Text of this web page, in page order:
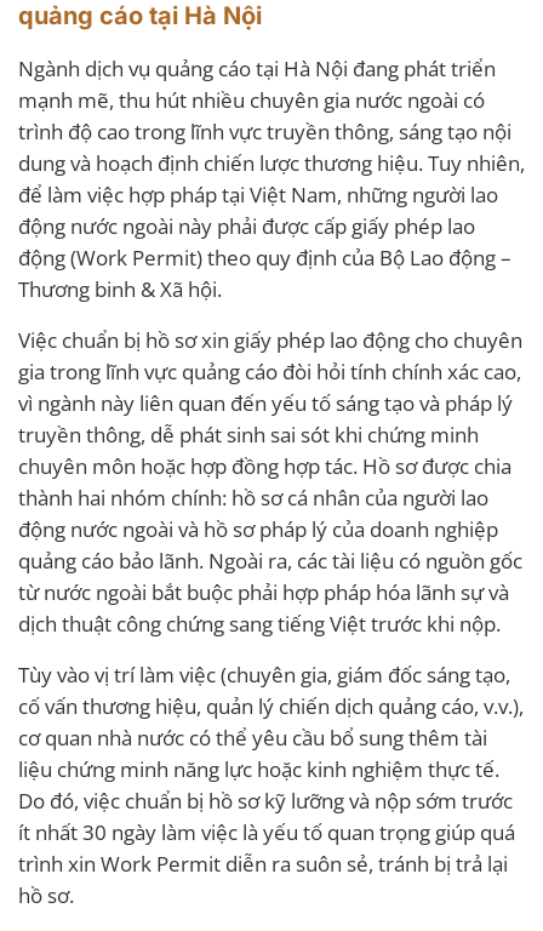
quảng cáo tại Hà Nội
Ngành dịch vụ quảng cáo tại Hà Nội đang phát triển
mạnh mẽ, thu hút nhiều chuyên gia nước ngoài có
trình độ cao trong lĩnh vực truyền thông, sáng tạo nội
dung và hoạch định chiến lược thương hiệu. Tuy nhiên,
để làm việc hợp pháp tại Việt Nam, những người lao
động nước ngoài này phải được cấp giấy phép lao
động (Work Permit) theo quy định của Bộ Lao động –
Thương binh & Xã hội.
Việc chuẩn bị hồ sơ xin giấy phép lao động cho chuyên
gia trong lĩnh vực quảng cáo đòi hỏi tính chính xác cao,
vì ngành này liên quan đến yếu tố sáng tạo và pháp lý
truyền thông, dễ phát sinh sai sót khi chứng minh
chuyên môn hoặc hợp đồng hợp tác. Hồ sơ được chia
thành hai nhóm chính: hồ sơ cá nhân của người lao
động nước ngoài và hồ sơ pháp lý của doanh nghiệp
quảng cáo bảo lãnh. Ngoài ra, các tài liệu có nguồn gốc
từ nước ngoài bắt buộc phải hợp pháp hóa lãnh sự và
dịch thuật công chứng sang tiếng Việt trước khi nộp.
Tùy vào vị trí làm việc (chuyên gia, giám đốc sáng tạo,
cố vấn thương hiệu, quản lý chiến dịch quảng cáo, v.v.),
cơ quan nhà nước có thể yêu cầu bổ sung thêm tài
liệu chứng minh năng lực hoặc kinh nghiệm thực tế.
Do đó, việc chuẩn bị hồ sơ kỹ lưỡng và nộp sớm trước
ít nhất 30 ngày làm việc là yếu tố quan trọng giúp quá
trình xin Work Permit diễn ra suôn sẻ, tránh bị trả lại
hồ sơ.